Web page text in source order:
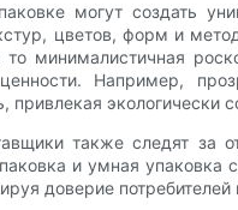
могут создать
цветов, форм и
минималистичная
Например,
привлекая экологически
также следят за
и умная
доверие